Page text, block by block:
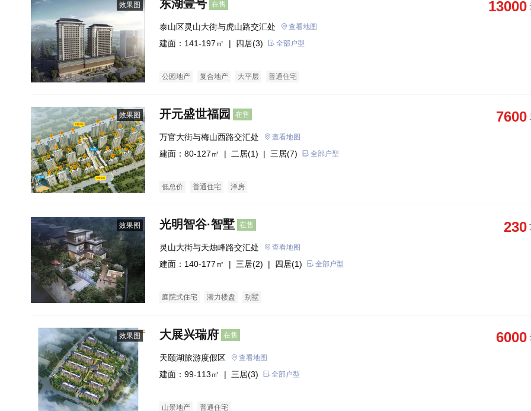
效果图 东湖壹号 在售 13000
泰山区灵山大街与虎山路交汇处 查看地图
建面：141-197㎡ | 四居(3) 全部户型
公园地产 复合地产 大平层 普通住宅
效果图 开元盛世福园 在售 7600
万官大街与梅山西路交汇处 查看地图
建面：80-127㎡ | 二居(1) | 三居(7) 全部户型
低总价 普通住宅 洋房
效果图 光明智谷·智墅 在售 230
灵山大街与天烛峰路交汇处 查看地图
建面：140-177㎡ | 三居(2) | 四居(1) 全部户型
庭院式住宅 潜力楼盘 别墅
效果图 大展兴瑞府 在售 6000
天颐湖旅游度假区 查看地图
建面：99-113㎡ | 三居(3) 全部户型
山景地产 普通住宅